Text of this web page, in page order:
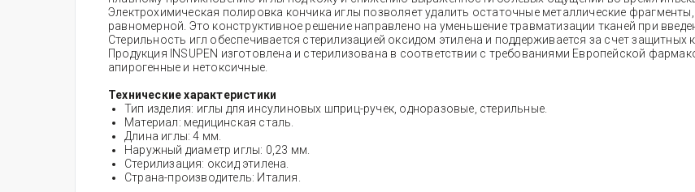
Электрохимическая полировка кончика иглы позволяет удалить остаточные металлические
равномерной. Это конструктивное решение направлено на уменьшение травматизации тканей при
Стерильность игл обеспечивается стерилизацией оксидом этилена и поддерживается за счет
Продукция INSUPEN изготовлена и стерилизована в соответствии с требованиями Европейской
апирогенные и нетоксичные.
Технические характеристики
Тип изделия: иглы для инсулиновых шприц-ручек, одноразовые, стерильные.
Материал: медицинская сталь.
Длина иглы: 4 мм.
Наружный диаметр иглы: 0,23 мм.
Стерилизация: оксид этилена.
Страна-производитель: Италия.